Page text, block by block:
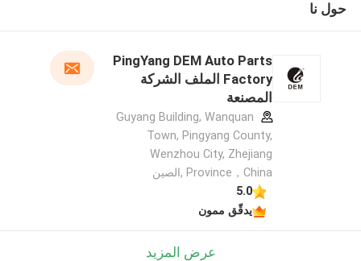
حول نا
PingYang DEM Auto Parts
Factory الملف الشركة
المصنعة
Guyang Building, Wanquan
Town, Pingyang County,
Wenzhou City, Zhejiang
Province，China ,الصين
5.0
يدقّق ممون
عرض المزيد